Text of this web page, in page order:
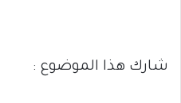
شارك هذا الموضوع :